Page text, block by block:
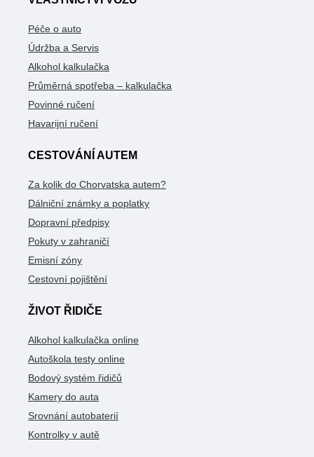
Péče o auto
Údržba a Servis
Alkohol kalkulačka
Průměrná spotřeba – kalkulačka
Povinné ručení
Havarijní ručení
CESTOVÁNÍ AUTEM
Za kolik do Chorvatska autem?
Dálniční známky a poplatky
Dopravní předpisy
Pokuty v zahraničí
Emisní zóny
Cestovní pojištění
ŽIVOT ŘIDIČE
Alkohol kalkulačka online
Autoškola testy online
Bodový systém řidičů
Kamery do auta
Srovnání autobaterií
Kontrolky v autě